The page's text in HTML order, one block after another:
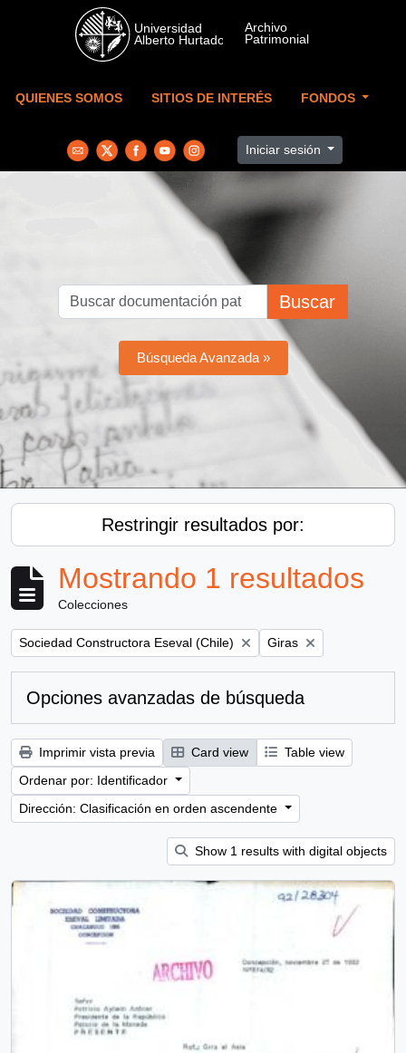
Skip to main content
QUIENES SOMOS SITIOS DE INTERÉS FONDOS
Iniciar sesión
Buscar
Búsqueda Avanzada »
Restringir resultados por:
Mostrando 1 resultados
Colecciones
Remove filter:
Sociedad Constructora Eseval (Chile) Remove filter:
Giras
Opciones avanzadas de búsqueda
Imprimir vista previa Card view
Table view
Ordenar por: Identificador
Dirección: Clasificación en orden ascendente
Show 1 results with digital objects